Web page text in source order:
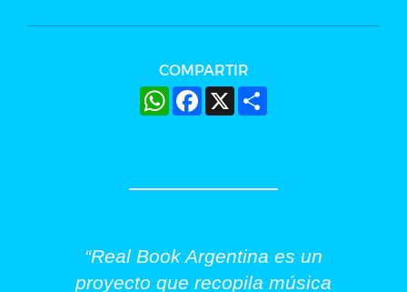
COMPARTIR
WhatsAppFacebook
X
“Real Book Argentina es un
proyecto que recopila música